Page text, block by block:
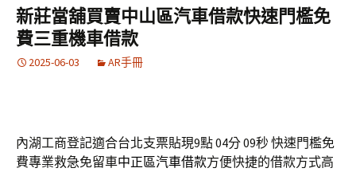
容
鍵
字:
新莊當舖買賣中山區汽車借款快速門檻免
費三重機車借款
2025-06-03 AR手冊
內湖工商登記適合台北支票貼現9點 04分 09秒快速門檻免
費專業救急免留車中正區汽車借款方便快捷的借款方式高